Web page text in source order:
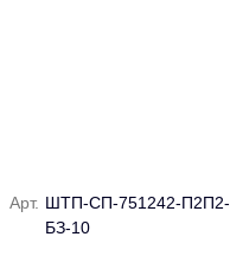
Арт. ШТП-СП-751242-П2П2-
БЗ-10